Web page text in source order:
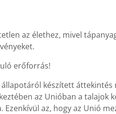
az élethez, mivel
erőforrás!
készített
az Unióban a talajok
Ezenkívül az, hogy az Unió